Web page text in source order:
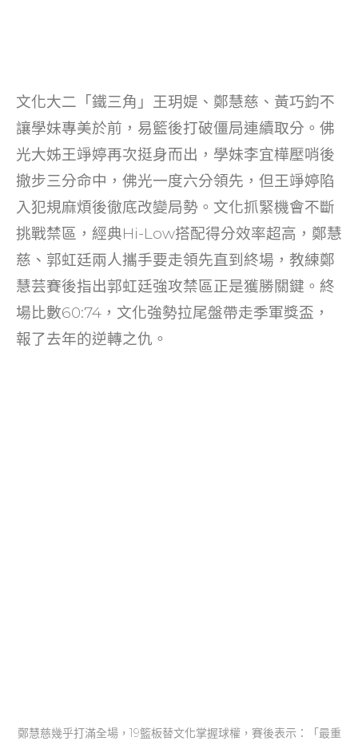
文化大二「鐵三角」王玥媞、鄭慧慈、黃巧鈞不
讓學妹專美於前，易籃後打破僵局連續取分。佛
光大姊王竫婷再次挺身而出，學妹李宜樺壓哨後
撤步三分命中，佛光一度六分領先，但王竫婷陷
入犯規麻煩後徹底改變局勢。文化抓緊機會不斷
挑戰禁區，經典Hi-Low搭配得分效率超高，鄭慧
慈、郭虹廷兩人攜手要走領先直到終場，教練鄭
慧芸賽後指出郭虹廷強攻禁區正是獲勝關鍵。終
場比數60:74，文化強勢拉尾盤帶走季軍獎盃，
報了去年的逆轉之仇。
鄭慧慈幾乎打滿全場，19籃板替文化掌握球權，賽後表示：「最重